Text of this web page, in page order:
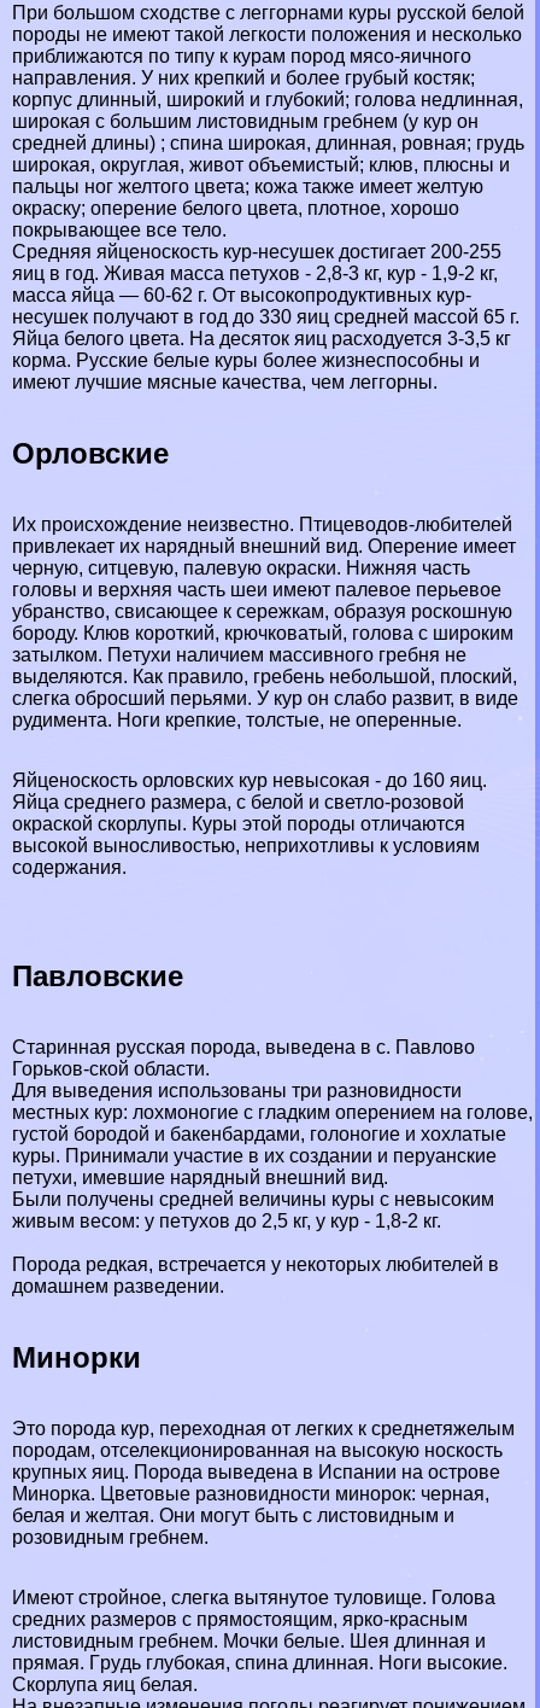
При большом сходстве с леггорнами куры русской белой
породы не имеют такой легкости положения и несколько
приближаются по типу к курам пород мясо-яичного
направления. У них крепкий и более грубый костяк;
корпус длинный, широкий и глубокий; голова недлинная,
широкая с большим листовидным гребнем (у кур он
средней длины) ; спина широкая, длинная, ровная; гpyдь
широкая, округлая, живот объемистый; клюв, плюсны и
пальцы ног желтого цвета; кожа также имеет желтую
окраску; оперение белого цвета, плотное, хорошо
покрывающее все тело.
Средняя яйценоскость кур-несушек достигает 200-255
яиц в год. Живая масса пeтyxов - 2,8-3 кг, кур - 1,9-2 кг,
масса яйца — 60-62 г. От высокопродуктивных кур-
несушек получают в год до 330 яиц средней массой 65 г.
Яйца белого цвета. На десяток яиц расходуется 3-3,5 кг
корма. Русские белые куры более жизнеспособны и
имеют лучшие мясные качества, чем леггорны.
Орловские
Их происхождение неизвестно. Птицеводов-любителей
привлекает их нарядный внешний вид. Оперение имеет
черную, ситцевую, палевую окраски. Нижняя часть
головы и верхняя часть шеи имеют палевое перьевое
убранство, свисающее к сережкам, образуя роскошную
бороду. Клюв короткий, крючковатый, голова с широким
затылком. Пeтyxи наличием массивного гребня не
выделяются. Как правило, гребень небольшой, плоский,
слегка обросший перьями. У кур он слабо развит, в виде
рудимента. Ноги крепкие, толстые, не оперенные.
Яйценоскость орловских кур невысокая - до 160 яиц.
Яйца среднего размера, с белой и светло-розовой
окраской скорлупы. Куры этой породы отличаются
высокой выносливостью, неприхотливы к условиям
содержания.
Павловские
Старинная русская порода, выведена в с. Павлово
Горьков-ской области.
Для выведения использованы три разновидности
местных кур: лохмоногие с гладким оперением на голове,
густой бородой и бакенбардами, голоногие и хохлатые
куры. Принимали участие в их создании и перуанские
пeтyxи, имевшие нарядный внешний вид.
Были получены средней величины куры с невысоким
живым весом: у пeтyxов до 2,5 кг, у кур - 1,8-2 кг.
Порода редкая, встречается у некоторых любителей в
домашнем разведении.
Минорки
Это порода кур, переходная от легких к среднетяжелым
породам, отселекционированная на высокую носкость
крупных яиц. Порода выведена в Испании на острове
Минорка. Цветовые разновидности минорок: черная,
белая и желтая. Они могут быть с листовидным и
розовидным гребнем.
Имеют стройное, слегка вытянутое туловище. Голова
средних размеров с прямостоящим, ярко-красным
листовидным гребнем. Мочки белые. Шея длинная и
прямая. Гpyдь глубокая, спина длинная. Ноги высокие.
Скорлупа яиц белая.